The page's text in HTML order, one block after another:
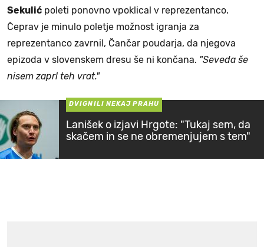
Sekulić poleti ponovno vpoklical v reprezentanco.
Čeprav je minulo poletje možnost igranja za
reprezentanco zavrnil, Čančar poudarja, da njegova
epizoda v slovenskem dresu še ni končana. "Seveda še
nisem zaprl teh vrat."
DVIGNILI NEKAJ PRAHU
Lanišek o izjavi Hrgote: "Tukaj sem, da
skačem in se ne obremenjujem s tem"